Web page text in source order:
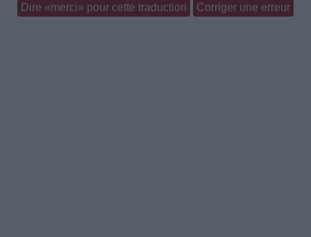
Dire «merci» pour cette traduction Corriger une erreur